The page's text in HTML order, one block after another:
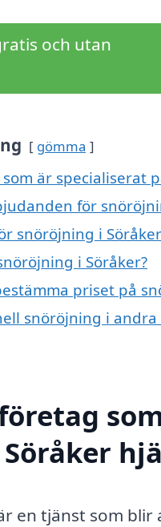
och utan
gömma
är specialiserat
för
snöröjning i
i Söråker?
priset på
snöröjning i
en tjänst som